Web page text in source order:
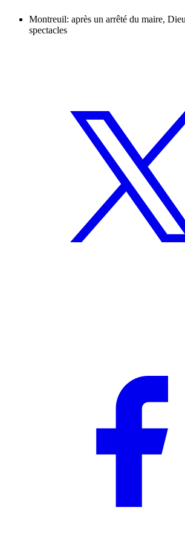
Montreuil: après un arrêté du maire,
spectacles